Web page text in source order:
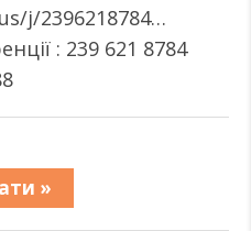
j/2396218784…
: 239 621 8784
»